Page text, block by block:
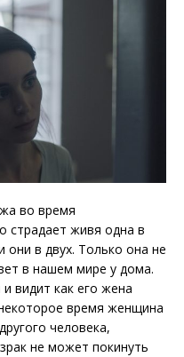
во время
страдает живя одна в
в двух. Только она не
в нашем мире у дома.
видит как его жена
время женщина
человека,
не может покинуть